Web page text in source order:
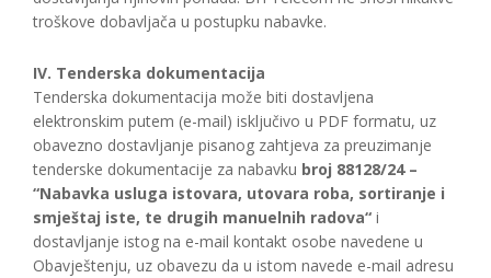
troškove dobavljača u postupku nabavke.
IV. Tenderska dokumentacija
Tenderska dokumentacija može biti dostavljena
elektronskim putem (e-mail) isključivo u PDF formatu, uz
obavezno dostavljanje pisanog zahtjeva za preuzimanje
tenderske dokumentacije za nabavku broj 88128/24 –
“Nabavka usluga istovara, utovara roba, sortiranje i
smještaj iste, te drugih manuelnih radova“ i
dostavljanje istog na e-mail kontakt osobe navedene u
Obavještenju, uz obavezu da u istom navede e-mail adresu